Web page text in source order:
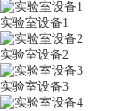
实验室设备1
实验室设备2
实验室设备3